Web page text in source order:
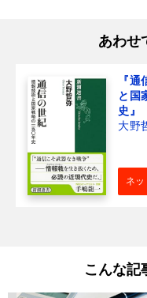
あわせ
『
と国
史』
大野
ネッ
こんな記